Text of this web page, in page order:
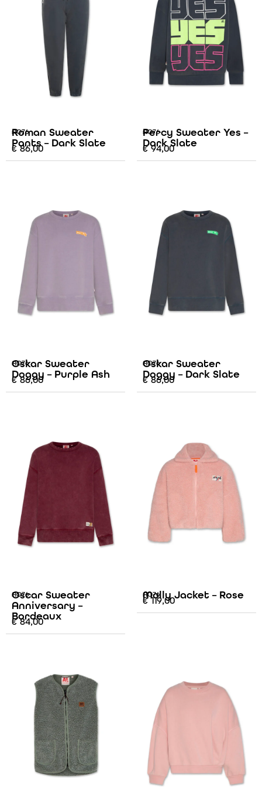
AO76
Roman Sweater
Pants – Dark Slate
€86,00
AO76
Percy Sweater Yes –
Dark Slate
€94,00
AO76
Oskar Sweater
Doggy – Purple Ash
€86,00
AO76
Oskar Sweater
Doggy – Dark Slate
€86,00
AO76
Oscar Sweater
Anniversary –
Bordeaux
€84,00
AO76
Molly Jacket – Rose
€119,00